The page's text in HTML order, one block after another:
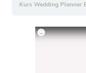
Kurs Wedding Planner